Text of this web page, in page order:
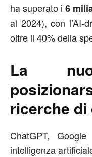
ha superato i 6
al 2024), con l’AI-
oltre il 40% della
La
ricerche di
ChatGPT,
intelligenza